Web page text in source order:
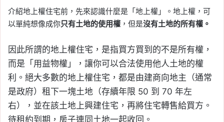
介紹地上權住宅前，先來認識什麼是「地上權」。地上權，可
以單純想像成你只有土地的使用權 ，但是沒有土地的所有權。
因此所謂的地上權住宅，是指買方買到的不是所有權，
而是「用益物權」，讓你可以合法使用他人土地的權
利。絕大多數的地上權住宅，都是由建商向地主（通常
是政府）租下一塊土地（存續年限 50 到 70 年左
右），並在該土地上興建住宅，再將住宅轉售給買方。
待租約到期，房子連同土地一起收回。